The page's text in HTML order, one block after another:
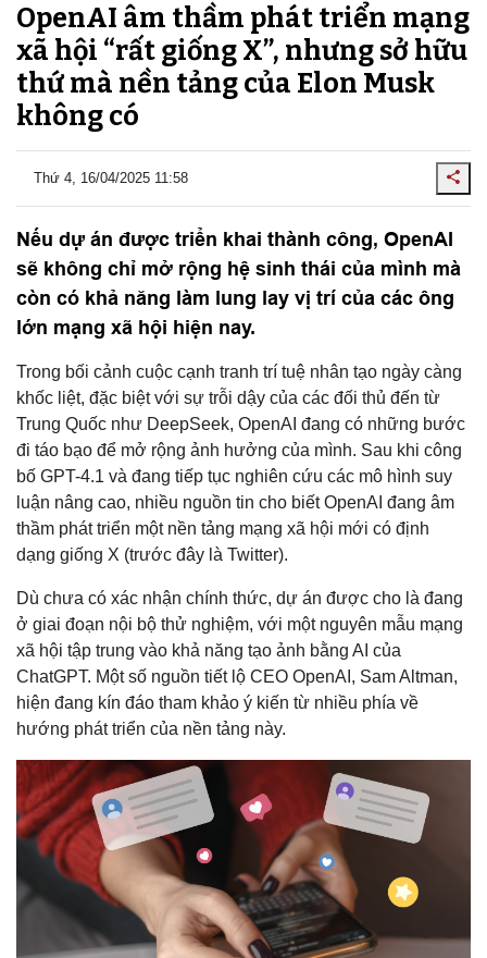
OpenAI âm thầm phát triển mạng
xã hội “rất giống X”, nhưng sở hữu
thứ mà nền tảng của Elon Musk
không có
Thứ 4, 16/04/2025 11:58
Nếu dự án được triển khai thành công, OpenAI
sẽ không chỉ mở rộng hệ sinh thái của mình mà
còn có khả năng làm lung lay vị trí của các ông
lớn mạng xã hội hiện nay.
Trong bối cảnh cuộc cạnh tranh trí tuệ nhân tạo ngày càng
khốc liệt, đặc biệt với sự trỗi dậy của các đối thủ đến từ
Trung Quốc như DeepSeek, OpenAI đang có những bước
đi táo bạo để mở rộng ảnh hưởng của mình. Sau khi công
bố GPT-4.1 và đang tiếp tục nghiên cứu các mô hình suy
luận nâng cao, nhiều nguồn tin cho biết OpenAI đang âm
thầm phát triển một nền tảng mạng xã hội mới có định
dạng giống X (trước đây là Twitter).
Dù chưa có xác nhận chính thức, dự án được cho là đang
ở giai đoạn nội bộ thử nghiệm, với một nguyên mẫu mạng
xã hội tập trung vào khả năng tạo ảnh bằng AI của
ChatGPT. Một số nguồn tiết lộ CEO OpenAI, Sam Altman,
hiện đang kín đáo tham khảo ý kiến từ nhiều phía về
hướng phát triển của nền tảng này.